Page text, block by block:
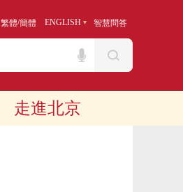
繁體/簡體 ENGLISH 智慧問答
走進北京